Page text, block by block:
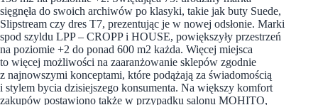
sięgnęła do swoich archiwów po klasyki, takie jak buty Suede,
Slipstream czy dres T7, prezentując je w nowej odsłonie. Marki
spod szyldu LPP – CROPP i HOUSE, powiększyły przestrzeń
na poziomie +2 do ponad 600 m2 każda. Więcej miejsca
to więcej możliwości na zaaranżowanie sklepów zgodnie
z najnowszymi konceptami, które podążają za świadomością
i stylem bycia dzisiejszego konsumenta. Na większy komfort
zakupów postawiono także w przypadku salonu MOHITO,